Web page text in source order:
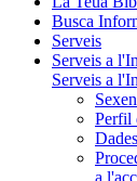
Busca
Serveis
Serveis a
Serveis a
Perfil
a